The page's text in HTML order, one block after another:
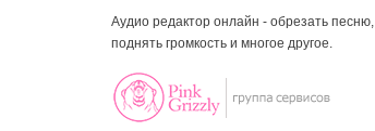
Аудио редактор онлайн - обрезать песню,
поднять громкость и многое другое.